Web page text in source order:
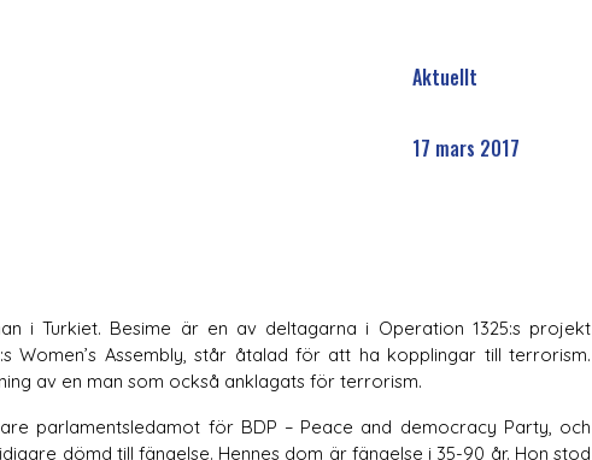
Aktuellt
17 mars 2017
i Turkiet. Besime är en av deltagarna i Operation 1325:s projekt
Women’s Assembly, står åtalad för att ha kopplingar till terrorism.
av en man som också anklagats för terrorism.
parlamentsledamot för BDP – Peace and democracy Party, och
dömd till fängelse. Hennes dom är fängelse i 35-90 år. Hon stod